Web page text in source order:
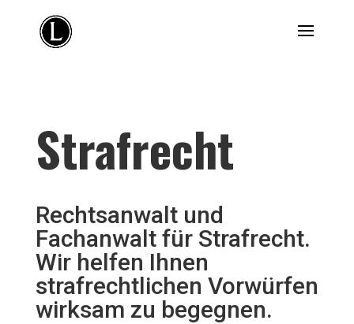
Strafrecht
Rechtsanwalt und
Fachanwalt für Strafrecht.
Wir helfen Ihnen
strafrechtlichen Vorwürfen
wirksam zu begegnen.